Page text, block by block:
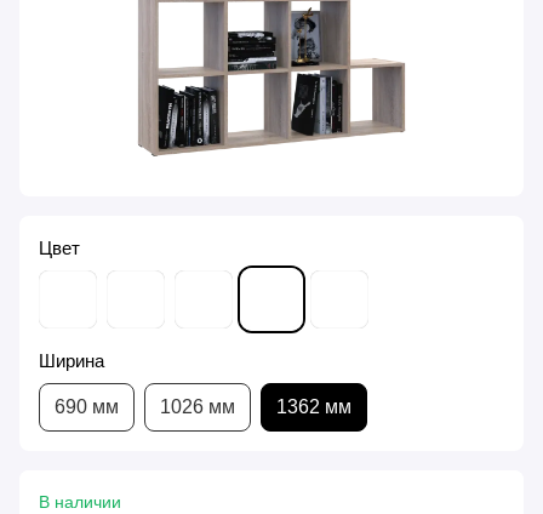
Цвет
Ширина
690 мм 1026 мм 1362 мм
В наличии